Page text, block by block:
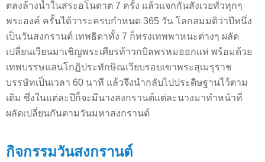
ตลงล้างน้ำในสระอโนดาต 7 ครั้ง แล้วแจกกันสังเวยทั่วทุกๆ
พระองค์ ครั้นได้วาระครบกำหนด 365 วัน โลกสมมติว่าปีหนึ่ง
เป็นวันสงกรานต์ เทพธิดาทั้ง 7 ก็ทรงเทพพาหนะต่างๆ ผลัด
เปลี่ยนเวียนมาเชิญพระเศียรท้าวกบิลพรหมออกแห่ พร้อมด้วย
เทพบรรษแสนโกฏิประทักษิณเวียบรอบเขาพระสุเมรุราช
บรรษัทเป็นเวลา 60 นาที แล้วจึงนำกลับไปประดิษฐานไว้ตาม
เดิม ซึ่งในแต่ละปีก็จะมีนางสงกรานต์แต่ละนางมาทำหน้าที่
ผลัดเปลี่ยนกันตามวันมหาสงกรานต์
กิจกรรมวันสงกรานต์